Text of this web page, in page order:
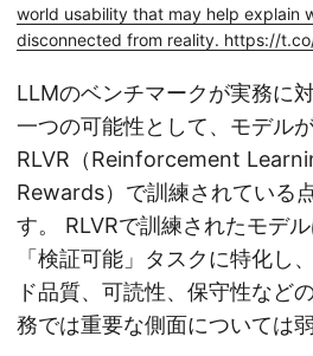
world usability that may help explain
disconnected from reality. https://
LLMのベンチマークが実務に
一つの可能性として、モデル
RLVR（Reinforcement
Rewards）で訓練されている
す。 RLVRで訓練されたモデ
「検証可能」タスクに特化し
ド品質、可読性、保守性など
務では重要な側面については